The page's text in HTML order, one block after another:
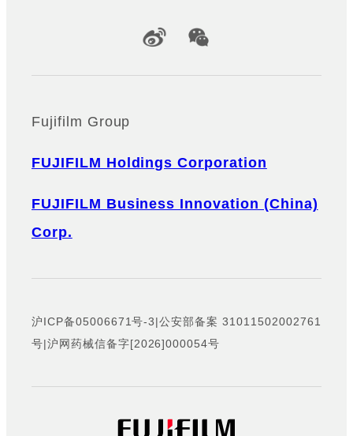
Official Social Media Accounts
Fujifilm Group
FUJIFILM Holdings Corporation
FUJIFILM Business Innovation (China)
Corp.
沪ICP备05006671号-3|公安部备案 31011502002761
号|沪网药械信备字[2026]000054号